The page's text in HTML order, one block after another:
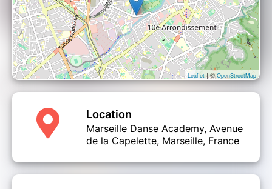
Leaflet | ©OpenStreetMap
Location
Marseille Danse Academy, Avenue
de la Capelette, Marseille, France